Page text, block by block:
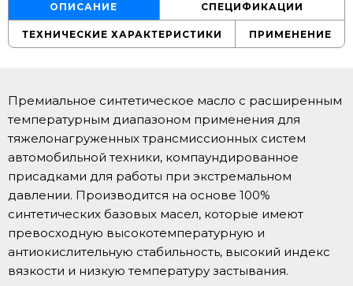
ОПИСАНИЕ СПЕЦИФИКАЦИИ
ТЕХНИЧЕСКИЕ ХАРАКТЕРИСТИКИ ПРИМЕНЕНИЕ
Премиальное синтетическое масло с расширенным
температурным диапазоном применения для
тяжелонагруженных трансмиссионных систем
автомобильной техники, компаундированное
присадками для работы при экстремальном
давлении. Производится на основе 100%
синтетических базовых масел, которые имеют
превосходную высокотемпературную и
антиокислительную стабильность, высокий индекс
вязкости и низкую температуру застывания.